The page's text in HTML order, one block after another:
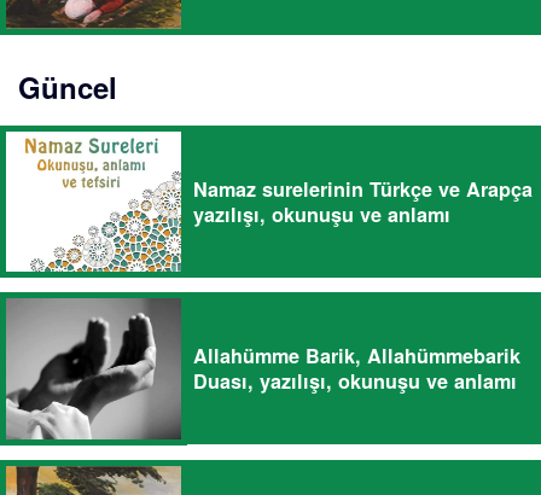
Güncel
Namaz surelerinin Türkçe ve Arapça
yazılışı, okunuşu ve anlamı
Allahümme Barik, Allahümmebarik
Duası, yazılışı, okunuşu ve anlamı